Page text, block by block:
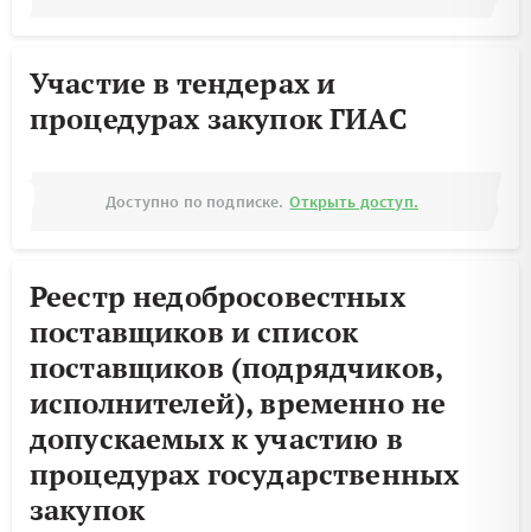
Участие в тендерах и
процедурах закупок ГИАС
Доступно по подписке. Открыть доступ.
Реестр недобросовестных
поставщиков и список
поставщиков (подрядчиков,
исполнителей), временно не
допускаемых к участию в
процедурах государственных
закупок